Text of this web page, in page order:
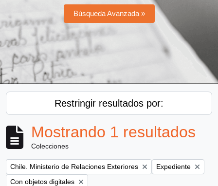
Búsqueda Avanzada »
Restringir resultados por:
Mostrando 1 resultados
Colecciones
Remove filter:
Chile. Ministerio de Relaciones Exteriores Remove filter:
Expediente
Remove filter:
Con objetos digitales